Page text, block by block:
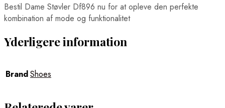
Bestil Dame Støvler Df896 nu for at opleve den perfekte
kombination af mode og funktionalitet
Yderligere information
BrandShoes